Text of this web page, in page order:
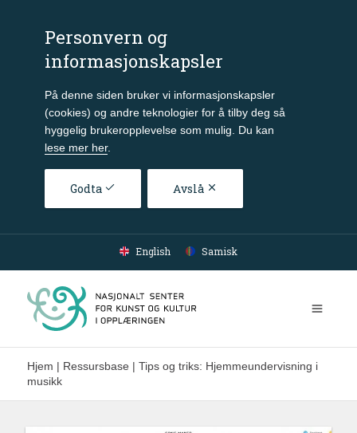
Personvern og
informasjonskapsler
På denne siden bruker vi informasjonskapsler
(cookies) og andre teknologier for å tilby deg så
hyggelig brukeropplevelse som mulig. Du kan
lese mer her.
Godta Avslå
Gå til hovedinnhold
English Samisk
Hjem | Ressursbase | Tips og triks: Hjemmeundervisning i
musikk